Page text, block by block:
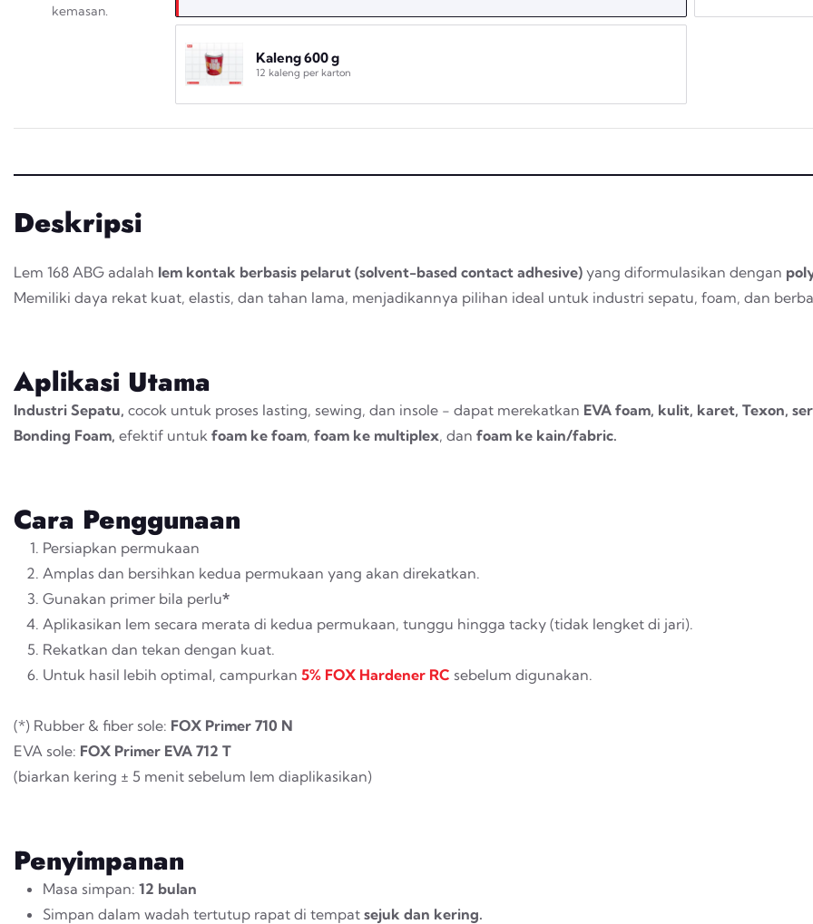
kemasan.
Kaleng 600 g
12 kaleng per karton
Deskripsi
Lem 168 ABG adalah lem kontak berbasis pelarut (solvent-based contact adhesive) yang diformulasikan dengan
Memiliki daya rekat kuat, elastis, dan tahan lama, menjadikannya pilihan ideal untuk industri sepatu, foam, dan
Aplikasi Utama
Industri Sepatu, cocok untuk proses lasting, sewing, dan insole - dapat merekatkan EVA foam, kulit, karet, Texon,
Bonding Foam, efektif untuk foam ke foam, foam ke multiplex, dan foam ke kain/fabric.
Cara Penggunaan
Persiapkan permukaan
Amplas dan bersihkan kedua permukaan yang akan direkatkan.
Gunakan primer bila perlu*
Aplikasikan lem secara merata di kedua permukaan, tunggu hingga tacky (tidak lengket di jari).
Rekatkan dan tekan dengan kuat.
Untuk hasil lebih optimal, campurkan 5% FOX Hardener RC sebelum digunakan.
(*) Rubber & fiber sole: FOX Primer 710 N
EVA sole: FOX Primer EVA 712 T
(biarkan kering ± 5 menit sebelum lem diaplikasikan)
Penyimpanan
Masa simpan: 12 bulan
Simpan dalam wadah tertutup rapat di tempat sejuk dan kering.